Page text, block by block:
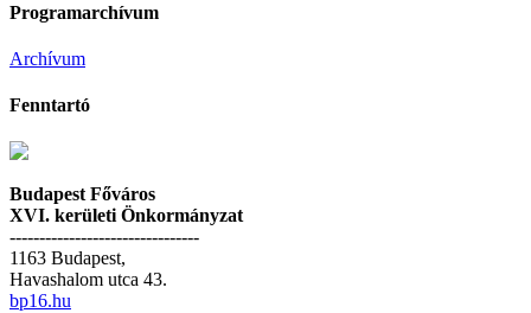
Programarchívum
Archívum
Fenntartó
Budapest Főváros
XVI. kerületi Önkormányzat
--------------------------------
1163 Budapest,
Havashalom utca 43.
bp16.hu